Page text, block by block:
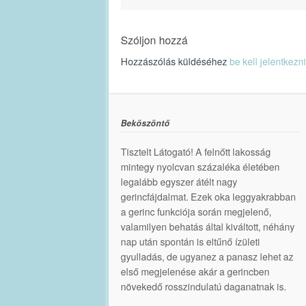
Szóljon hozzá
Hozzászólás küldéséhez be kell jelentkezni
Beköszöntő
Tisztelt Látogató! A felnőtt lakosság
mintegy nyolcvan százaléka életében
legalább egyszer átélt nagy
gerincfájdalmat. Ezek oka leggyakrabban
a gerinc funkciója során megjelenő,
valamilyen behatás által kiváltott, néhány
nap után spontán is eltűnő ízületi
gyulladás, de ugyanez a panasz lehet az
első megjelenése akár a gerincben
növekedő rosszindulatú daganatnak is.